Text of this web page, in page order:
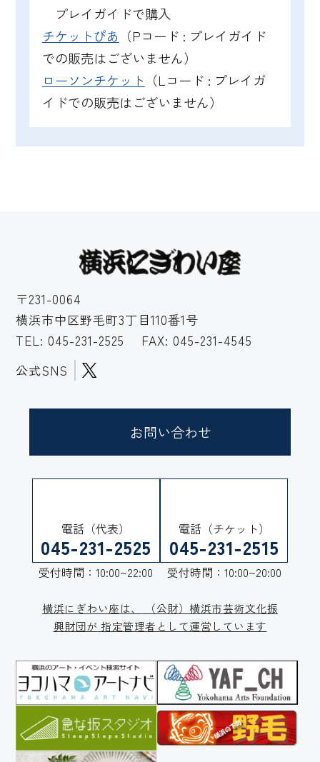
プレイガイドで購入
チケットぴあ （Pコード : プレイガイド
での販売はございません）
ローソンチケット （Lコード : プレイガ
イドでの販売はございません）
〒231-0064
横浜市中区野毛町3丁目110番1号
TEL: 045-231-2525
FAX: 045-231-4545
公式SNS
お問い合わせ
電話（代表）
045-231-2525
受付時間：10:00~22:00
電話（チケット）
045-231-2515
受付時間：10:00~20:00
横浜にぎわい座は、
（公財）横浜市芸術文化振
興財団が 指定管理者として運営しています